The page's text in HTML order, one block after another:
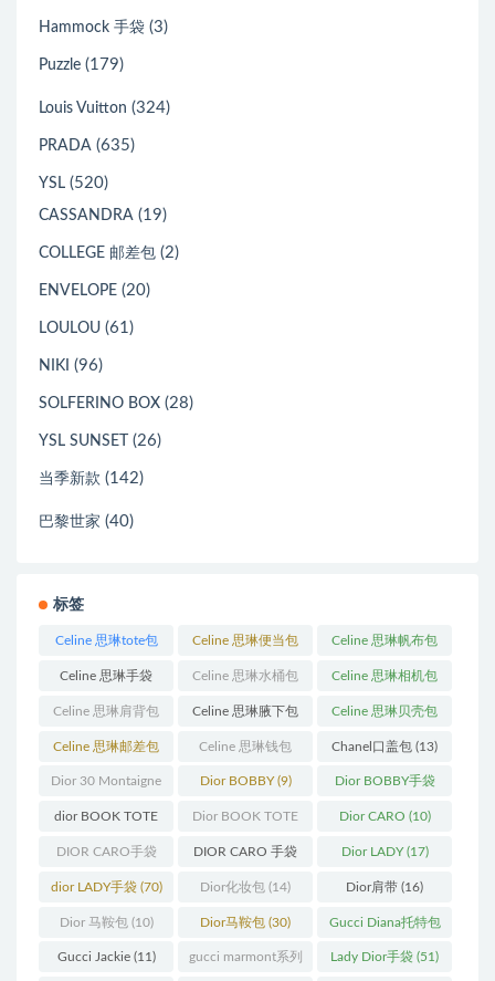
Hammock 手袋 (3)
Puzzle (179)
Louis Vuitton (324)
PRADA (635)
YSL (520)
CASSANDRA (19)
COLLEGE 邮差包 (2)
ENVELOPE (20)
LOULOU (61)
NIKI (96)
SOLFERINO BOX (28)
YSL SUNSET (26)
当季新款 (142)
巴黎世家 (40)
标签
Celine 思琳tote包
(23)
Celine 思琳便当包
(14)
Celine 思琳帆布包
(18)
Celine 思琳手袋
(250)
Celine 思琳水桶包
(55)
Celine 思琳相机包
(11)
Celine 思琳肩背包
(12)
Celine 思琳腋下包
(10)
Celine 思琳贝壳包
(12)
Celine 思琳邮差包
(13)
Celine 思琳钱包
(10)
Chanel口盖包 (13)
Dior 30 Montaigne
蒙田(31)
Dior BOBBY(9) Dior BOBBY手袋
(26)
dior BOOK TOTE
(12)
Dior BOOK TOTE
手袋(163)
Dior CARO (10)
DIOR CARO手袋
(11)
DIOR CARO 手袋
(31)
Dior LADY(17)
dior LADY手袋(70) Dior化妆包 (14) Dior肩带 (16)
Dior 马鞍包(10) Dior马鞍包 (30) Gucci Diana托特包
(11)
Gucci Jackie(11) gucci marmont系列 Lady Dior手袋 (51)